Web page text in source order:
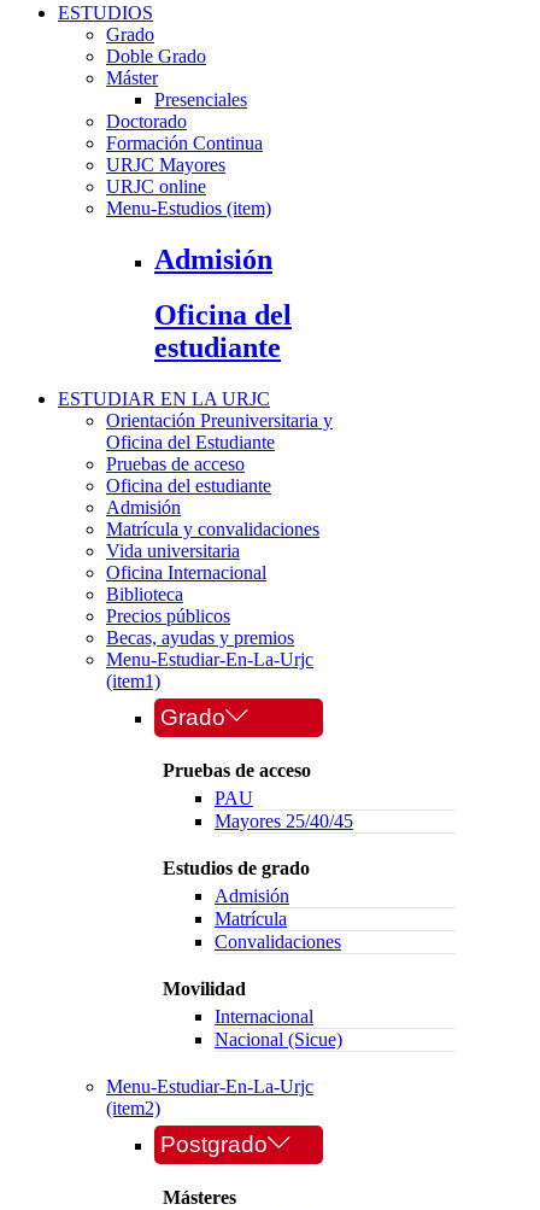
ESTUDIOS
Grado
Doble Grado
Máster
Presenciales
Doctorado
Formación Continua
URJC Mayores
URJC online
Menu-Estudios (item)
Admisión
Oficina del
estudiante
ESTUDIAR EN LA URJC
Orientación Preuniversitaria y
Oficina del Estudiante
Pruebas de acceso
Oficina del estudiante
Admisión
Matrícula y convalidaciones
Vida universitaria
Oficina Internacional
Biblioteca
Precios públicos
Becas, ayudas y premios
Menu-Estudiar-En-La-Urjc
(item1)
Grado
Pruebas de acceso
PAU
Mayores 25/40/45
Estudios de grado
Admisión
Matrícula
Convalidaciones
Movilidad
Internacional
Nacional (Sicue)
Menu-Estudiar-En-La-Urjc
(item2)
Postgrado
Másteres